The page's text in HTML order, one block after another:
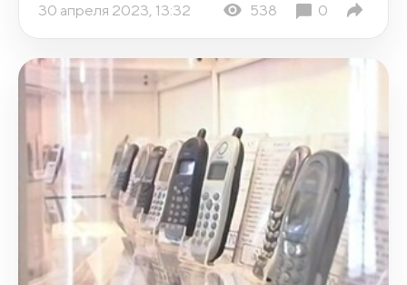
30 апреля 2023, 13:32 538 0